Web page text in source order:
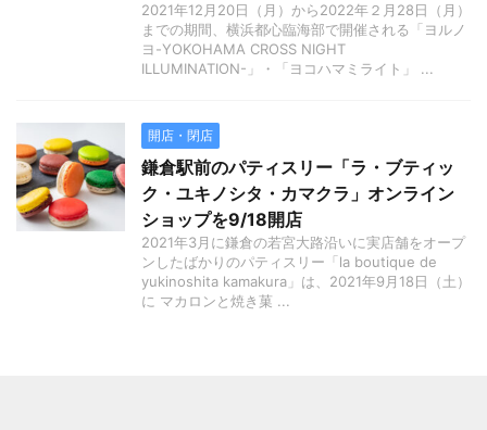
2021年12月20日（月）から2022年２月28日（月）
までの期間、横浜都心臨海部で開催される「ヨルノ
ヨ-YOKOHAMA CROSS NIGHT
ILLUMINATION-」・「ヨコハマミライト」 ...
開店・閉店
鎌倉駅前のパティスリー「ラ・ブティッ
ク・ユキノシタ・カマクラ」オンライン
ショップを9/18開店
2021年3月に鎌倉の若宮大路沿いに実店舗をオープ
ンしたばかりのパティスリー「la boutique de
yukinoshita kamakura」は、2021年9月18日（土）
に マカロンと焼き菓 ...